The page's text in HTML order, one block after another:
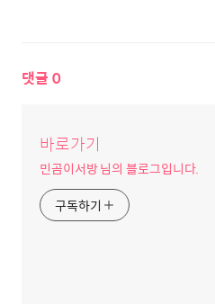
댓글 0
바로가기
민곰이서방 님의 블로그입니다.
구독하기